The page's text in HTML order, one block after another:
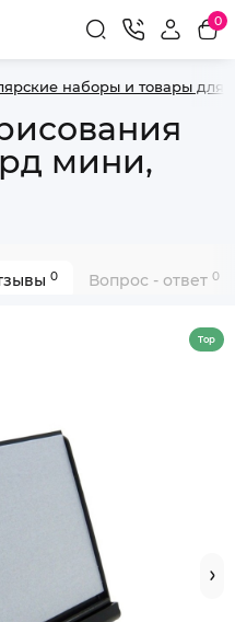
0
наборы и товары для
мини,
0 Вопрос - ответ 0
Top